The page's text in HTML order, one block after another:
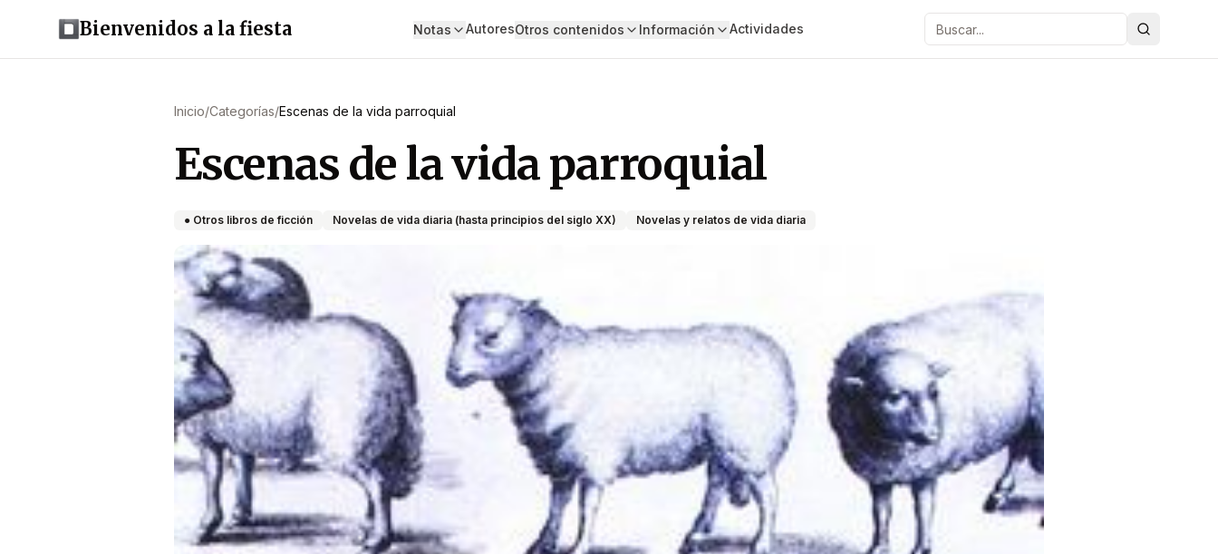
Bienvenidos a la fiesta Notas AutoresOtros contenidos Información Actividades Buscar
Inicio/Categorías/Escenas de la vida parroquial
Escenas de la vida parroquial
● Otros libros de ficción Novelas de vida diaria (hasta principios del siglo XX) Novelas y relatos de vida diaria